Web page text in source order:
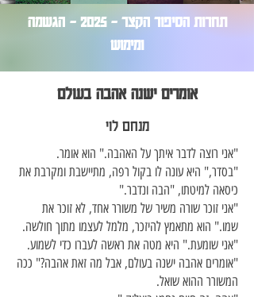
תחרות הסיפור הקצר – 2025 - הגשמה
ומימוש
אומרים ישנה אהבה בעולם
מנחם לוי
"אני רוצה לדבר איתך על האהבה." הוא אומר.
"בסדר," היא עונה לו בקול רפה, מתיישבת ומקרבת את
כיסאה למיטתו, "הבה ונדבר."
"אני זוכר שורה משיר של משורר אחד, לא זוכר את
שמו." הוא מתאמץ להיזכר, מלמל לעצמו מתוך חולשה.
"אני שומעת." היא מטה את ראשה לעברו כדי לשמוע.
"אומרים אהבה ישנה בעולם, אבל מה זאת אהבה?" ככה
המשורר ההוא שואל.